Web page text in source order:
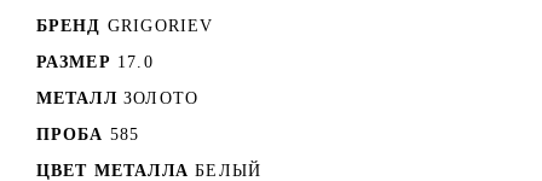
БРЕНД GRIGORIEV
РАЗМЕР 17.0
МЕТАЛЛ ЗОЛОТО
ПРОБА 585
ЦВЕТ МЕТАЛЛА БЕЛЫЙ